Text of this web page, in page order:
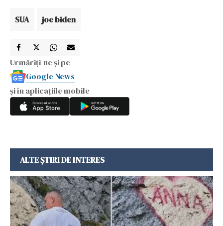
SUA joe biden
Urmăriți-ne și pe
Google News
și în aplicațiile mobile
ALTE ȘTIRI DE INTERES